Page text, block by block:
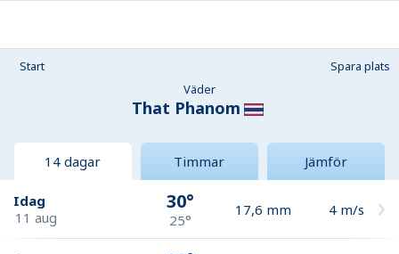
Start
Spara plats
Väder
That Phanom
14 dagar Timmar Jämför
Idag
11 aug
30°
25°
17,6 mm 4 m/s